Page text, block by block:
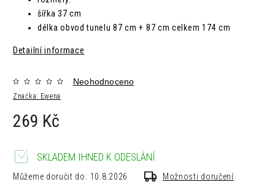
šířka 37 cm
délka obvod tunelu 87 cm + 87 cm celkem 174 cm
Detailní informace
Značka: Ewena
Neohodnoceno
269 Kč
SKLADEM IHNED K ODESLÁNÍ
Můžeme doručit do: 10.8.2026 Možnosti doručení